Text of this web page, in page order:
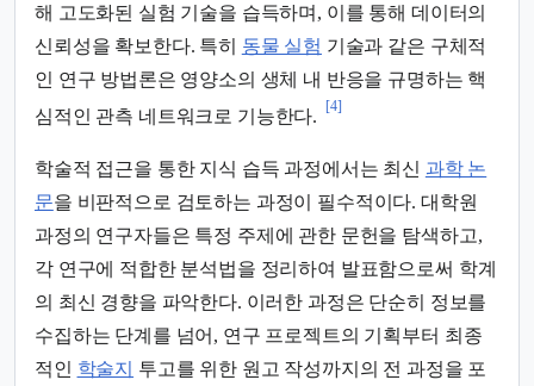
해 고도화된 실험 기술을 습득하며, 이를 통해 데이터의
신뢰성을 확보한다. 특히 동물 실험 기술과 같은 구체적
인 연구 방법론은 영양소의 생체 내 반응을 규명하는 핵
심적인 관측 네트워크로 기능한다.
[4]
학술적 접근을 통한 지식 습득 과정에서는 최신 과학 논
문을 비판적으로 검토하는 과정이 필수적이다. 대학원
과정의 연구자들은 특정 주제에 관한 문헌을 탐색하고,
각 연구에 적합한 분석법을 정리하여 발표함으로써 학계
의 최신 경향을 파악한다. 이러한 과정은 단순히 정보를
수집하는 단계를 넘어, 연구 프로젝트의 기획부터 최종
적인 학술지 투고를 위한 원고 작성까지의 전 과정을 포